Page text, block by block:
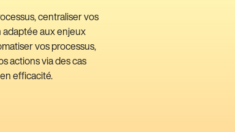
centraliser vos
aux enjeux
vos processus,
actions via des cas
efficacité.